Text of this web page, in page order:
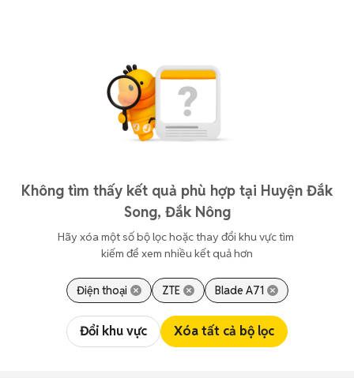
Không tìm thấy kết quả phù hợp tại Huyện Đắk
Song, Đắk Nông
Hãy xóa một số bộ lọc hoặc thay đổi khu vực tìm
kiếm để xem nhiều kết quả hơn
Điện thoại ZTE Blade A71
Đổi khu vực Xóa tất cả bộ lọc